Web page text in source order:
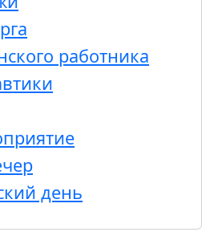
работника
день